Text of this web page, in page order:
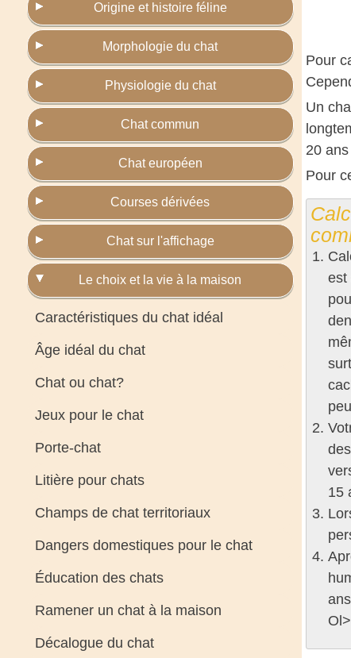
Origine et histoire féline
Morphologie du chat
Physiologie du chat
Chat commun
Chat européen
Courses dérivées
Chat sur l'affichage
Le choix et la vie à la maison
Caractéristiques du chat idéal
Âge idéal du chat
Chat ou chat?
Jeux pour le chat
Porte-chat
Litière pour chats
Champs de chat territoriaux
Dangers domestiques pour le chat
Éducation des chats
Ramener un chat à la maison
Décalogue du chat
Pour
Un
20
Pour
est
15
Ol>